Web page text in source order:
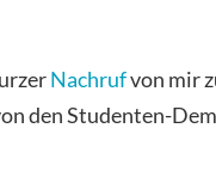
Nachrufvon mir
den Studenten-